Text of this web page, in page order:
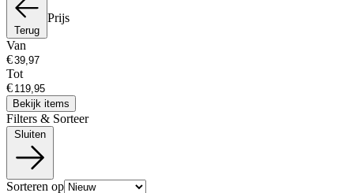
Terug
Prijs
Van
€
Tot
€
Bekijk items
Filters & Sorteer
Sorteren op